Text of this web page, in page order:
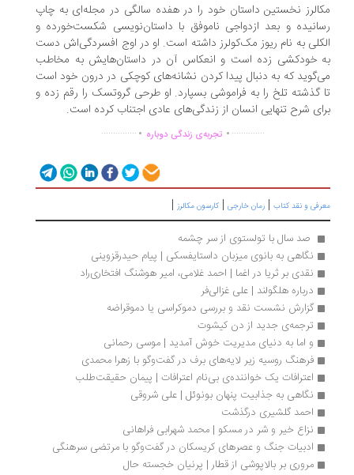
نخستین داستان خود را در هفده سالگی در مجله‌ای به چاپ
و بعد ازدواجی ناموفق با داستان‌نویسی شکست‌خورده و
به ‌نام ریوز مک‌کولرز داشته است. او در اوج افسردگی‌اش دست
خودکشی زده است و انعکاس آن در داستان‌هایش به مخاطب
که به دنبال پیدا کردن نشانه‌های کوچکی در درون خود است
گذشته تلخ را به فراموشی بسپارد. او طرحی گروتسک را رقم زده و
شرح تنهایی انسان از زندگی‌های عادی اجتناب کرده است.
................تجربه‌ی زندگی دوباره ...............
و نقد کتاب|رمان خارجی|کارسون مکالرز|
صد سال با تولستوی از سر چشمه
نگاهی به بانوی میزبان داستایفسکی | پیام حیدرقزوینی
نقدی بر ثریا در اغما | احمد غلامی، امیر هوشنگ افتخاری‌راد
درباره هلگولند | علی غزالی‌فر
گزارش نشست نقد و بررسی دموکراسی یا دموقراضه
ترجمه‌ی جدید از دن کیشوت
و اما به دنیای مدیریت خوش آمدید | موسی رحمانی
فرهنگ روسیه زیر لایه‌های برف در گفت‌وگو با زهرا محمدی
اعترافات یک خواننده‌ی بی‌نام اعترافات | پیمان حقیقت‌طلب
نگاهی به جذابیت پنهان بونوئل | علی شروقی
احمد گلشیری درگذشت
نزاع خیر و شر در مسکو | محمد شهرابی فراهانی
ادبیات جنگ و عصرهای کریسکان در گفت‌وگو با مرتضی سرهنگی
مروری بر بالاپوشی از قطار | پرنیان خجسته حال